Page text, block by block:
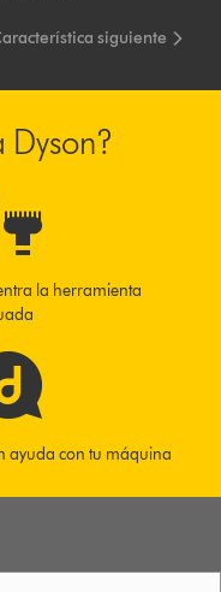
siguiente
Dyson?
la herramienta
ayuda con tu máquina